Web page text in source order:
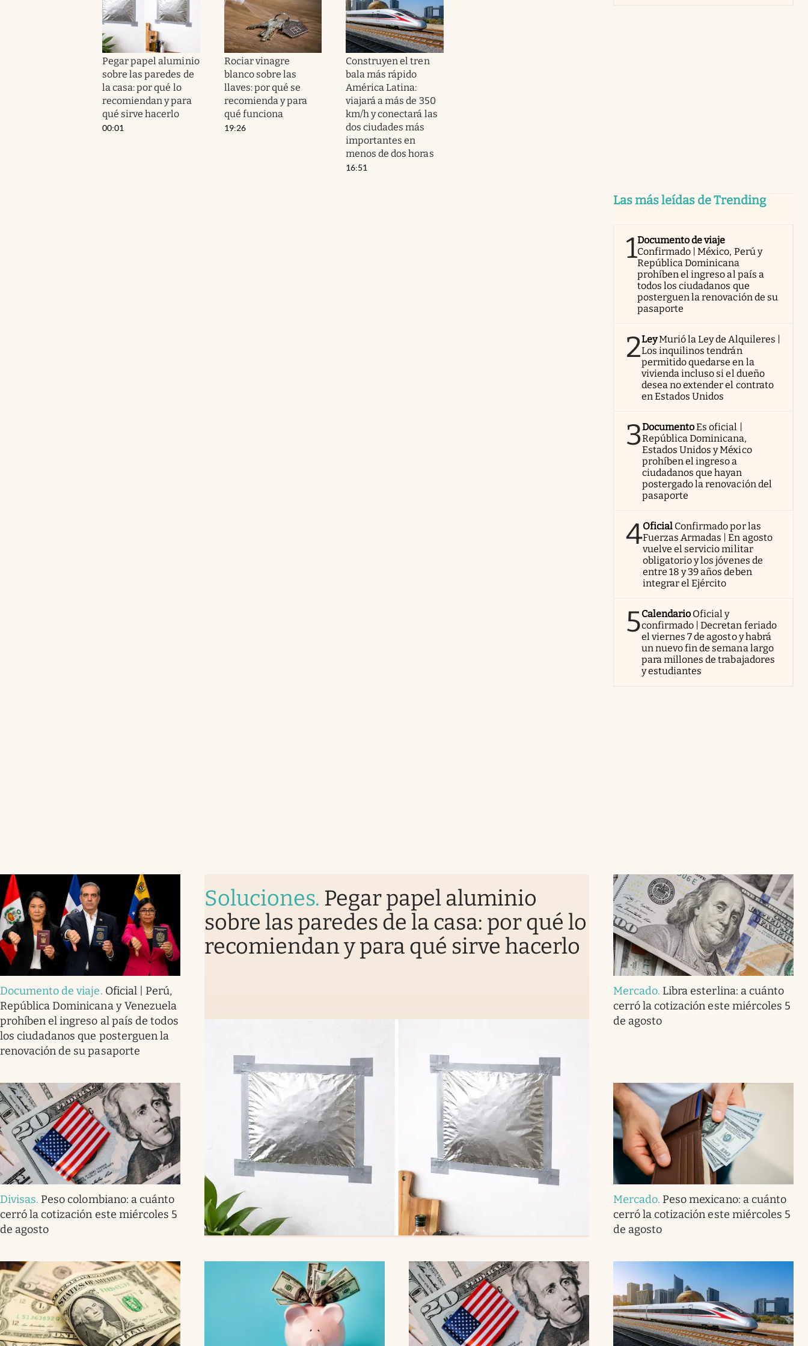
Pegar papel aluminio
sobre las paredes de
la casa: por qué lo
recomiendan y para
qué sirve hacerlo
00:01
Rociar vinagre
blanco sobre las
llaves: por qué se
recomienda y para
qué funciona
19:26
Construyen el tren
bala más rápido
América Latina:
viajará a más de 350
km/h y conectará las
dos ciudades más
importantes en
menos de dos horas
16:51
Las más leídas de Trending
1Documento de viaje
Confirmado | México, Perú y
República Dominicana
prohíben el ingreso al país a
todos los ciudadanos que
posterguen la renovación de su
pasaporte
2LeyMurió la Ley de Alquileres |
Los inquilinos tendrán
permitido quedarse en la
vivienda incluso si el dueño
desea no extender el contrato
en Estados Unidos
3DocumentoEs oficial |
República Dominicana,
Estados Unidos y México
prohíben el ingreso a
ciudadanos que hayan
postergado la renovación del
pasaporte
4Oficial Confirmado por las
Fuerzas Armadas | En agosto
vuelve el servicio militar
obligatorio y los jóvenes de
entre 18 y 39 años deben
integrar el Ejército
5Calendario Oficial y
confirmado | Decretan feriado
el viernes 7 de agosto y habrá
un nuevo fin de semana largo
para millones de trabajadores
y estudiantes
Documento de viaje. Oficial | Perú,
República Dominicana y Venezuela
prohíben el ingreso al país de todos
los ciudadanos que posterguen la
renovación de su pasaporte
Soluciones. Pegar papel aluminio
sobre las paredes de la casa: por qué lo
recomiendan y para qué sirve hacerlo
Mercado. Libra esterlina: a cuánto
cerró la cotización este miércoles 5
de agosto
Divisas. Peso colombiano: a cuánto
cerró la cotización este miércoles 5
de agosto
Mercado. Peso mexicano: a cuánto
cerró la cotización este miércoles 5
de agosto